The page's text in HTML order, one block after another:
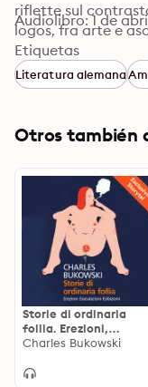
riflette sul
logos, fra arte e
conciliazione, e
di favola simbolica
inquietanti
Audiolibro: 1 de
Etiquetas
Literatura alemana
Otros también
Storie di ordinaria
follia. Erezioni,
eiaculazioni,
Charles Bukowski